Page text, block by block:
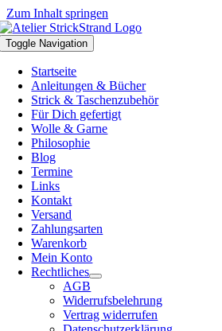
Zum Inhalt springen
Toggle Navigation
Startseite
Anleitungen & Bücher
Strick & Taschenzubehör
Für Dich gefertigt
Wolle & Garne
Philosophie
Blog
Termine
Links
Kontakt
Versand
Zahlungsarten
Warenkorb
Mein Konto
Rechtliches
AGB
Widerrufsbelehrung
Vertrag widerrufen